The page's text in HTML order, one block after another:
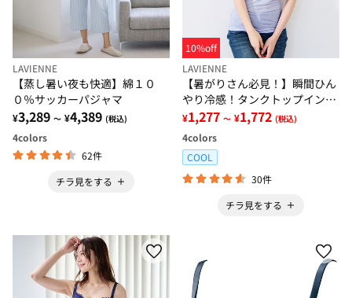
LAVIENNE
【蒸し暑い夜も快適】綿１０
０％サッカーパジャマ
¥3,289 ～ ¥4,389 (税込)
4colors
62件
チラ見をする
10%off
LAVIENNE
【暑がりさん必見！】瞬間ひん
やり冷感！タンクトップインナ
ー＜さらりラボ＞
¥1,277 ～ ¥1,772 (税込)
4colors
COOL
30件
チラ見をする